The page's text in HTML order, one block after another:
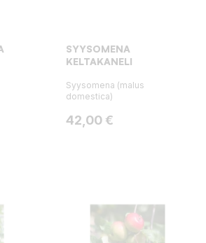
SYYSOMENA
KELTAKANELI
Syysomena (malus
domestica)
Hinta
42,00 €